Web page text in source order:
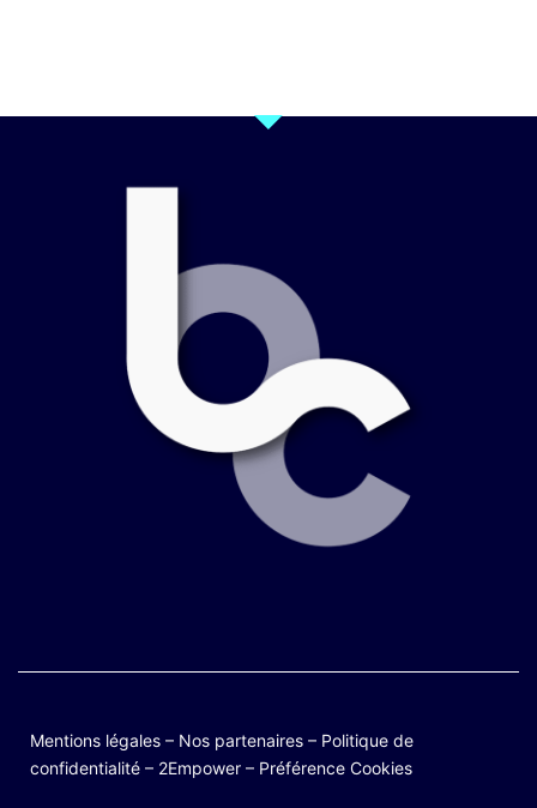
Mentions légales – Nos partenaires – Politique de
confidentialité – 2Empower – Préférence Cookies